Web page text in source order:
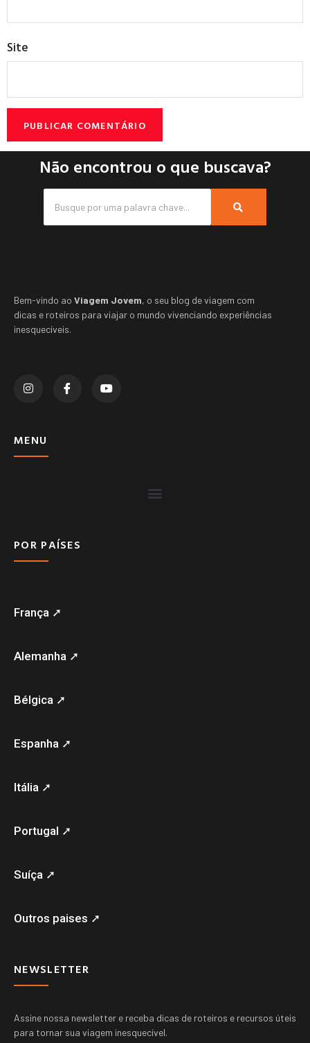
Site
Não encontrou o que buscava?
Bem-vindo ao Viagem Jovem, o seu blog de viagem com
dicas e roteiros para viajar o mundo vivenciando experiências
inesquecíveis.
MENU
POR PAÍSES
França ➚
Alemanha ➚
Bélgica ➚
Espanha ➚
Itália ➚
Portugal ➚
Suíça ➚
Outros paises ➚
NEWSLETTER
Assine nossa newsletter e receba dicas de roteiros e recursos úteis
para tornar sua viagem inesquecível.